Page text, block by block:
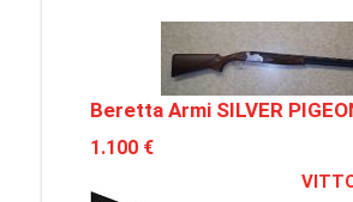
Beretta Armi SILVER
1.100 €